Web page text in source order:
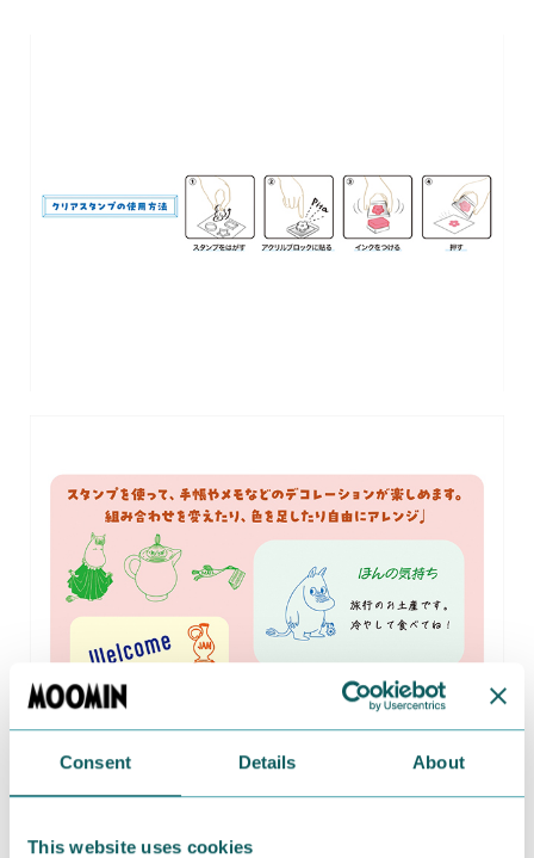
Consent Details About
This website uses cookies